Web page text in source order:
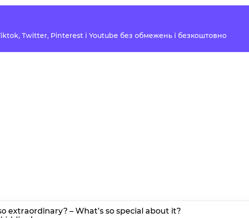
Twitter, Pinterest і Youtube без обмежень і безкоштовно
extraordinary? – What’s so special about it?